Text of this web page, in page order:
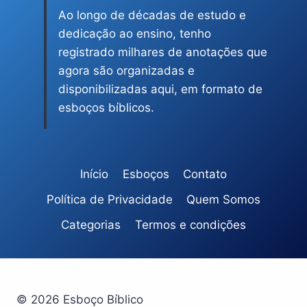
Ao longo de décadas de estudo e
dedicação ao ensino, tenho
registrado milhares de anotações que
agora são organizadas e
disponibilizadas aqui, em formato de
esboços bíblicos.
Início Esboços
Contato
Política de Privacidade
Quem Somos
Categorias
Termos e condições
© 2026 Esboço Bíblico